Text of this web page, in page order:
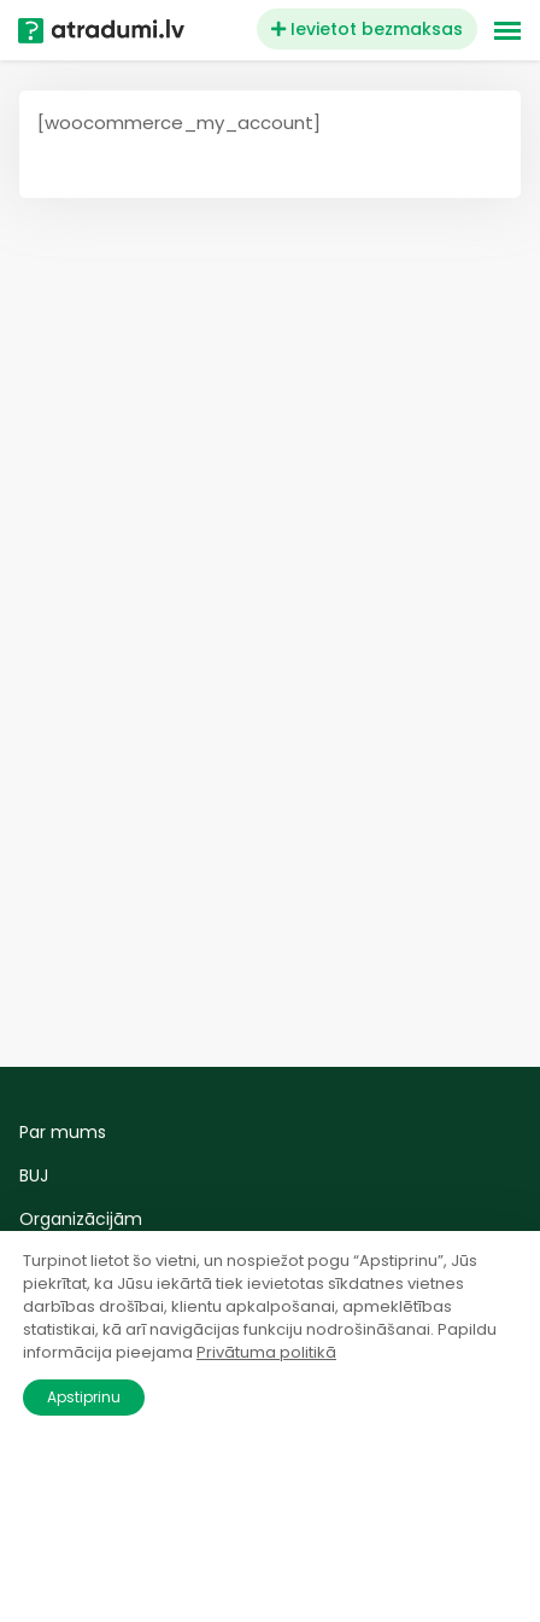
Skip
to
Ievietot bezmaksas
[woocommerce_my_account]
Par mums
BUJ
Organizācijām
Blogs
Kontaktinformācija
Noteikumi
Privātuma politika
Turpinot lietot šo vietni, un nospiežot pogu “Apstiprinu”, Jūs
piekrītat, ka Jūsu iekārtā tiek ievietotas sīkdatnes vietnes
darbības drošībai, klientu apkalpošanai, apmeklētības
statistikai, kā arī navigācijas funkciju nodrošināšanai. Papildu
informācija pieejama Privātuma politikā
Apstiprinu